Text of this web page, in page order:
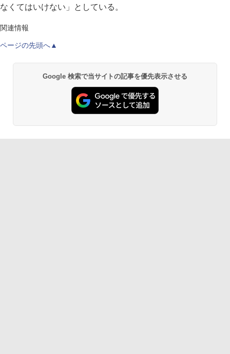
なくてはいけない」としている。
関連情報
ページの先頭へ▲
Google 検索で当サイトの記事を優先表示させる